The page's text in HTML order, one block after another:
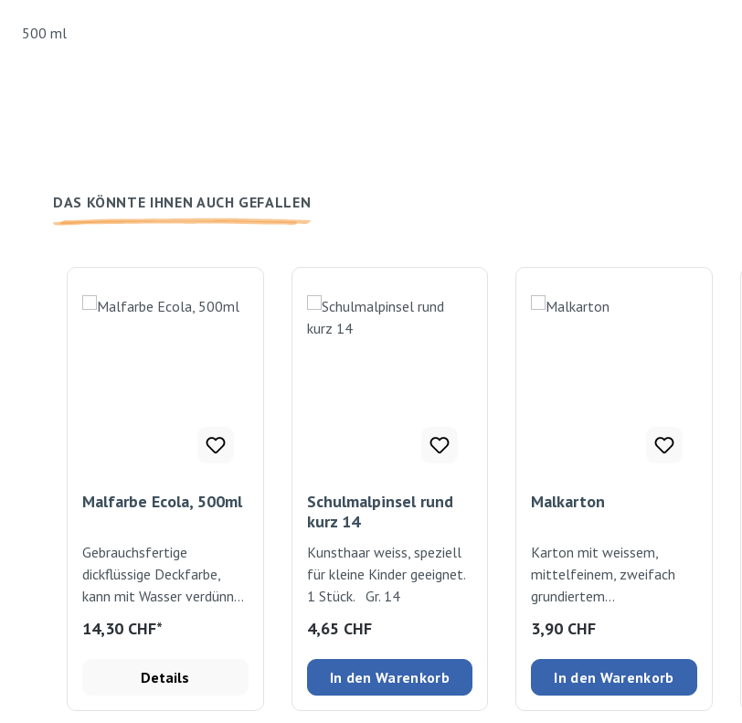
500 ml
DAS KÖNNTE IHNEN AUCH GEFALLEN
Malfarbe Ecola, 500ml
Gebrauchsfertige
dickflüssige Deckfarbe,
kann mit Wasser verdünnt
wasserlöslich.Kann
aufgetragen werden.
Verwendbar auf Papier,
14,30 CHF*
Details
Schulmalpinsel rund
kurz 14
Kunsthaar weiss, speziell
für kleine Kinder geeignet.
1 Stück. Gr. 14
Regulärer Preis:
4,65 CHF
In den Warenkorb
Malkarton
Karton mit weissem,
mittelfeinem, zweifach
grundiertem
überzogen. Rückseite mit
weissem Papier kaschiert.
Ideal als Malgrundlage.
3mm dick / 20x30cm
Regulärer Preis:
3,90 CHF
In den Warenkorb